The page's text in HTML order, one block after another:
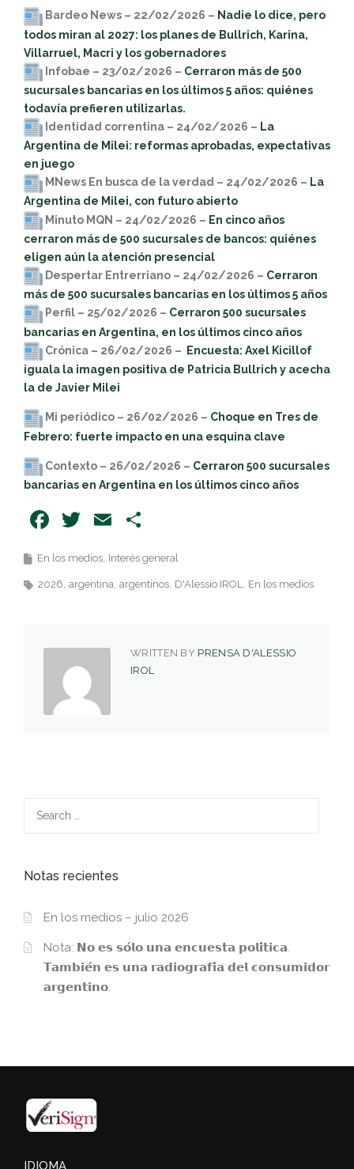
Bardeo News – 22/02/2026 – Nadie lo dice, pero
todos miran al 2027: los planes de Bullrich, Karina,
Villarruel, Macri y los gobernadores
Infobae – 23/02/2026 – Cerraron más de 500
sucursales bancarias en los últimos 5 años: quiénes
todavía prefieren utilizarlas.
Identidad correntina – 24/02/2026 – La
Argentina de Milei: reformas aprobadas, expectativas
en juego
MNews En busca de la verdad – 24/02/2026 – La
Argentina de Milei, con futuro abierto
Minuto MQN – 24/02/2026 – En cinco años
cerraron más de 500 sucursales de bancos: quiénes
eligen aún la atención presencial
Despertar Entrerriano – 24/02/2026 – Cerraron
más de 500 sucursales bancarias en los últimos 5 años
Perfil – 25/02/2026 – Cerraron 500 sucursales
bancarias en Argentina, en los últimos cinco años
Crónica – 26/02/2026 –
Encuesta: Axel Kicillof
iguala la imagen positiva de Patricia Bullrich y acecha
la de Javier Milei
Mi periódico – 26/02/2026 – Choque en Tres de
Febrero: fuerte impacto en una esquina clave
Contexto – 26/02/2026 – Cerraron 500 sucursales
bancarias en Argentina en los últimos cinco años
Facebook
Twitter
Email
En los medios Interés general
2026 argentina argentinos D'Alessio IROL En los medios
WRITTEN BY PRENSA D'ALESSIO
IROL
Notas recientes
En los medios – julio 2026
Nota: 𝗡𝗼 𝗲𝘀 𝘀𝗼́𝗹𝗼 𝘂𝗻𝗮 𝗲𝗻𝗰𝘂𝗲𝘀𝘁𝗮 𝗽𝗼𝗹𝗶́𝘁𝗶𝗰𝗮.
𝗧𝗮𝗺𝗯𝗶𝗲́𝗻 𝗲𝘀 𝘂𝗻𝗮 𝗿𝗮𝗱𝗶𝗼𝗴𝗿𝗮𝗳𝗶́𝗮 𝗱𝗲𝗹 𝗰𝗼𝗻𝘀𝘂𝗺𝗶𝗱𝗼𝗿
𝗮𝗿𝗴𝗲𝗻𝘁𝗶𝗻𝗼.
IDIOMA